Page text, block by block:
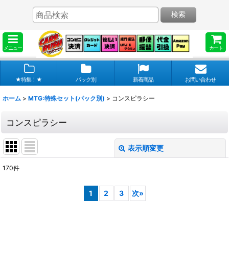
メニュー カート
検索
★特集！★ パック別 新着商品 お問い合わせ
ホーム > MTG:特殊セット(パック別) > コンスピラシー
コンスピラシー
表示順変更
170件
1 2 3 次»